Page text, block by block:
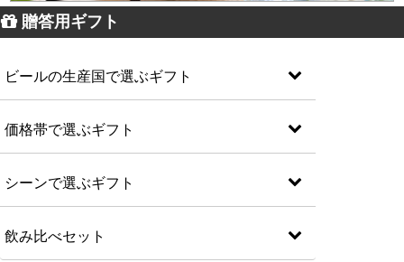
贈答用ギフト
ビールの生産国で選ぶギフト
価格帯で選ぶギフト
シーンで選ぶギフト
飲み比べセット